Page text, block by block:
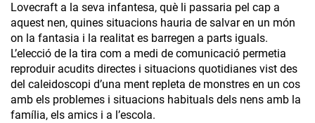
Lovecraft a la seva infantesa, què li passaria pel cap a
aquest nen, quines situacions hauria de salvar en un món
on la fantasia i la realitat es barregen a parts iguals.
L’elecció de la tira com a medi de comunicació permetia
reproduir acudits directes i situacions quotidianes vist des
del caleidoscopi d’una ment repleta de monstres en un cos
amb els problemes i situacions habituals dels nens amb la
família, els amics i a l’escola.